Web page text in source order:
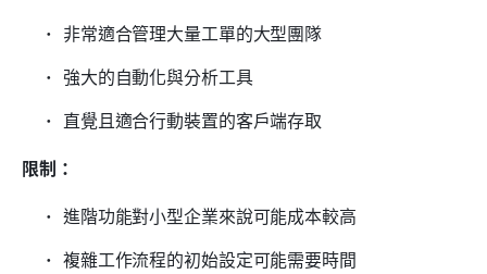
非常適合管理大量工單的大型團隊
強大的自動化與分析工具
直覺且適合行動裝置的客戶端存取
限制：
進階功能對小型企業來說可能成本較高
複雜工作流程的初始設定可能需要時間